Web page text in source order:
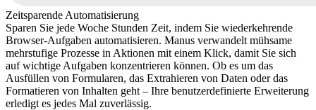
Zeitsparende Automatisierung
Sparen Sie jede Woche Stunden Zeit, indem Sie wiederkehrende
Browser-Aufgaben automatisieren. Manus verwandelt mühsame
mehrstufige Prozesse in Aktionen mit einem Klick, damit Sie sich
auf wichtige Aufgaben konzentrieren können. Ob es um das
Ausfüllen von Formularen, das Extrahieren von Daten oder das
Formatieren von Inhalten geht – Ihre benutzerdefinierte Erweiterung
erledigt es jedes Mal zuverlässig.